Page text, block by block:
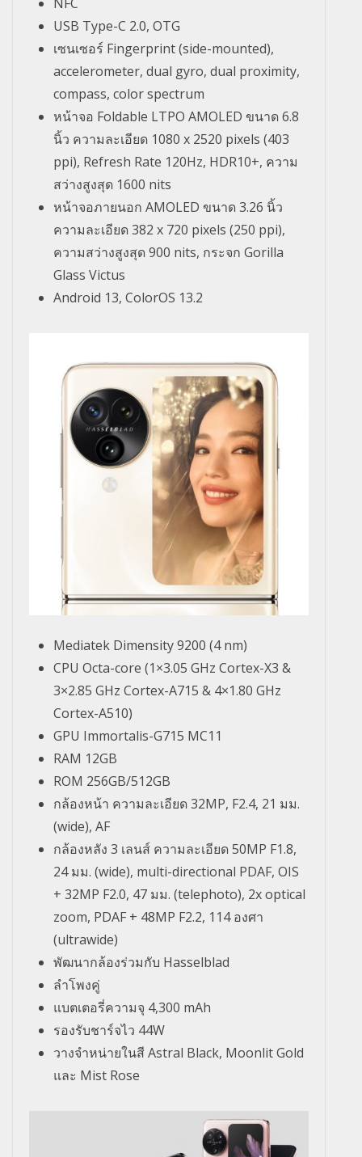
USB Type-C 2.0, OTG
เซนเซอร์ Fingerprint (side-mounted),
accelerometer, dual gyro, dual proximity,
compass, color spectrum
หน้าจอ Foldable LTPO AMOLED ขนาด 6.8
นิ้ว ความละเอียด 1080 x 2520 pixels (403
ppi), Refresh Rate 120Hz, HDR10+, ความ
สว่างสูงสุด 1600 nits
หน้าจอภายนอก AMOLED ขนาด 3.26 นิ้ว
ความละเอียด 382 x 720 pixels (250 ppi),
ความสว่างสูงสุด 900 nits, กระจก Gorilla
Glass Victus
Android 13, ColorOS 13.2
Mediatek Dimensity 9200 (4 nm)
CPU Octa-core (1×3.05 GHz Cortex-X3 &
3×2.85 GHz Cortex-A715 & 4×1.80 GHz
Cortex-A510)
GPU Immortalis-G715 MC11
RAM 12GB
ROM 256GB/512GB
กล้องหน้า ความละเอียด 32MP, F2.4, 21 มม.
(wide), AF
กล้องหลัง 3 เลนส์ ความละเอียด 50MP F1.8,
24 มม. (wide), multi-directional PDAF, OIS
+ 32MP F2.0, 47 มม. (telephoto), 2x optical
zoom, PDAF + 48MP F2.2, 114 องศา
(ultrawide)
พัฒนากล้องร่วมกับ Hasselblad
ลำโพงคู่
แบตเตอรี่ความจุ 4,300 mAh
รองรับชาร์จไว 44W
วางจำหน่ายในสี Astral Black, Moonlit Gold
และ Mist Rose